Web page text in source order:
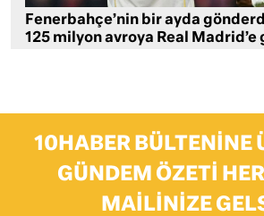
Fenerbahçe’nin bir ayda
125 milyon avroya Real Madrid’e
10HABER BÜLTENINE
GÜNDEM ÖZETI
MAILINIZE